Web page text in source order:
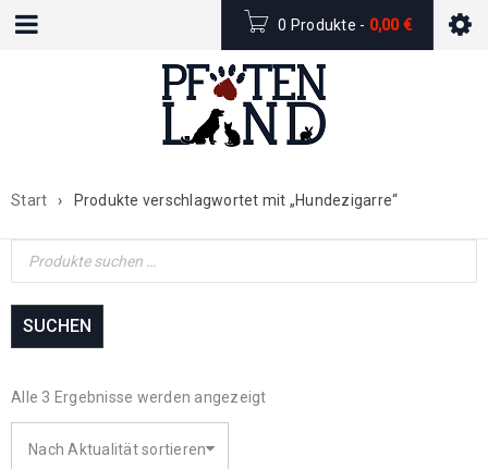
0 Produkte - 0,00€
Start › Produkte verschlagwortet mit „Hundezigarre“
SUCHEN
Alle 3 Ergebnisse werden angezeigt
Nach Aktualität sortieren